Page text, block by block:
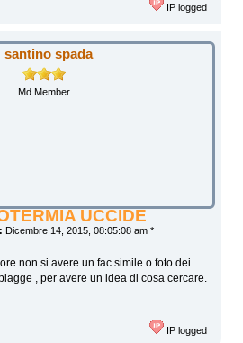
IP logged
santino spada
Md Member
UCCIDE
Dicembre 14, 2015, 08:05:08 am *
non si avere un fac simile o foto dei
, per avere un idea di cosa cercare.
IP logged